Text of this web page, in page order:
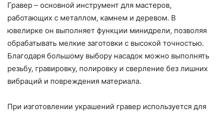
Гравер – основной инструмент для мастеров,
работающих с металлом, камнем и деревом. В
ювелирке он выполняет функции минидрели, позволяя
обрабатывать мелкие заготовки с высокой точностью.
Благодаря большому выбору насадок можно выполнять
резьбу, гравировку, полировку и сверление без лишних
вибраций и повреждения материала.
При изготовлении украшений гравер используется для